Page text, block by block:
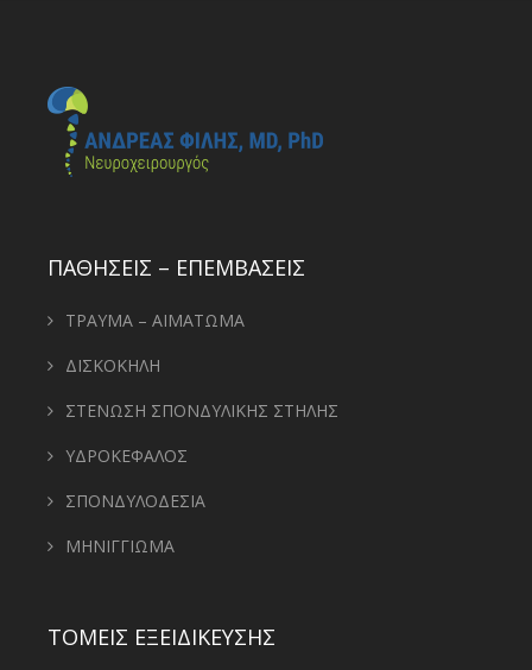
ΠΑΘΗΣΕΙΣ – ΕΠΕΜΒΑΣΕΙΣ
ΤΡΑΥΜΑ – ΑΙΜΑΤΩΜΑ
ΔΙΣΚΟΚΗΛΗ
ΣΤΕΝΩΣΗ ΣΠΟΝΔΥΛΙΚΗΣ ΣΤΗΛΗΣ
ΥΔΡΟΚΕΦΑΛΟΣ
ΣΠΟΝΔΥΛΟΔΕΣΙΑ
ΜΗΝΙΓΓΙΩΜΑ
ΤΟΜΕΙΣ ΕΞΕΙΔΙΚΕΥΣΗΣ